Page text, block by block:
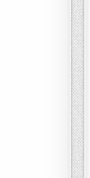
DEI RE DI PLACANICA (RC)